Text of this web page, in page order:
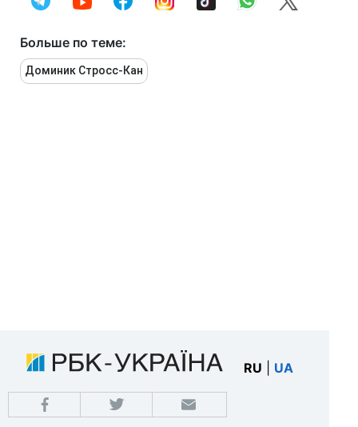
Больше по теме:
Доминик Стросс-Кан
RU UA